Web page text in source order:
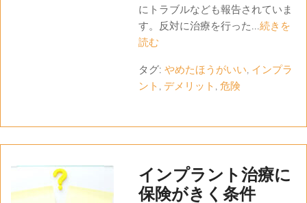
にトラブルなども報告されていま
す。反対に治療を行った...続きを
読む
タグ: やめたほうがいい, インプラ
ント , デメリット , 危険
インプラント治療に
保険がきく条件